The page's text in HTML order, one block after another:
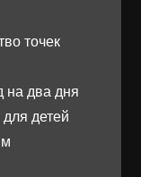
точек
на два дня
детей